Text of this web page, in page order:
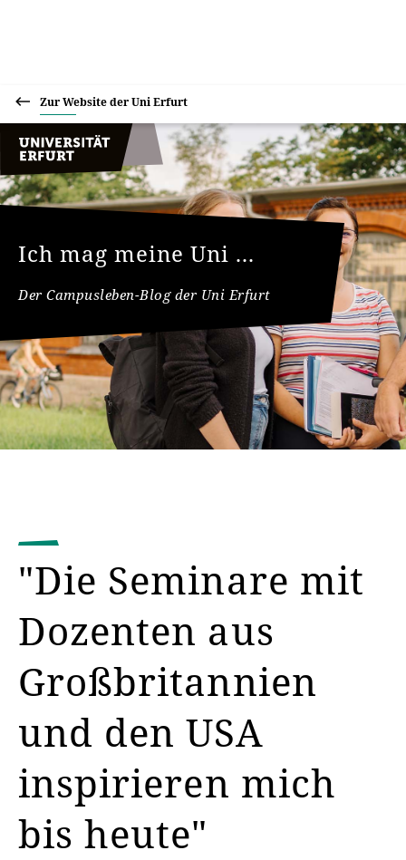
Zur Website der Uni Erfurt
Ich mag meine Uni ...
Der Campusleben-Blog der Uni Erfurt
"Die Seminare mit
Dozenten aus
Großbritannien
und den USA
inspirieren mich
bis heute"